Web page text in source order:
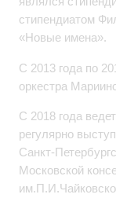
стипендиатом
«Новые имена».
С 2013 года по
оркестра
С 2018 года
регулярно
Санкт-
Московской